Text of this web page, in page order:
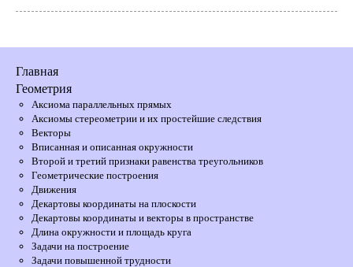
Главная
Геометрия
Аксиома параллельных прямых
Аксиомы стереометрии и их простейшие следствия
Векторы
Вписанная и описанная окружности
Второй и третий признаки равенства треугольников
Геометрические построения
Движения
Декартовы координаты на плоскости
Декартовы координаты и векторы в пространстве
Длина окружности и площадь круга
Задачи на построение
Задачи повышенной трудности